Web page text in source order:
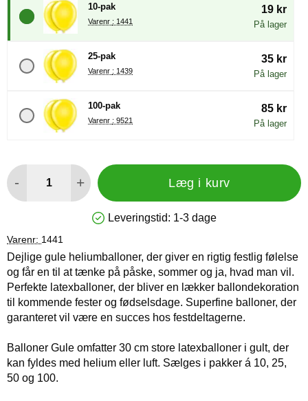
10-pak
Varenr : 1441
19 kr
På lager
25-pak
Varenr : 1439
35 kr
På lager
100-pak
Varenr : 9521
85 kr
På lager
- + Læg i kurv
Produkttilgængelighed: På lager
Leveringstid: 1-3 dage
Varenr: 1441
Dejlige gule heliumballoner, der giver en rigtig festlig følelse
og får en til at tænke på påske, sommer og ja, hvad man vil.
Perfekte latexballoner, der bliver en lækker ballondekoration
til kommende fester og fødselsdage. Superfine balloner, der
garanteret vil være en succes hos festdeltagerne.
Balloner Gule omfatter 30 cm store latexballoner i gult, der
kan fyldes med helium eller luft. Sælges i pakker á 10, 25,
50 og 100.